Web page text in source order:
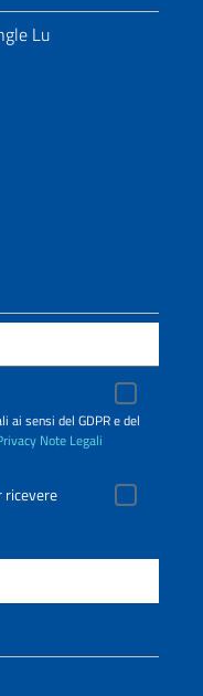
Lu
ai sensi del GDPR e del
Note Legali
ricevere